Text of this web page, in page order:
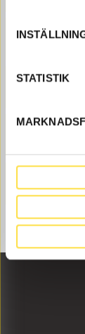
STATISTIK
POSITION
POSITION 11
POSITION